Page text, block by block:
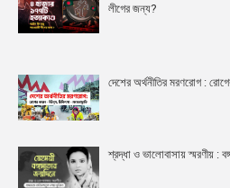
লীগের জন্য?
দেশের অর্থনীতির মরণরোগ :
শ্রদ্ধা ও ভালোবাসায় স্মরণীয় :